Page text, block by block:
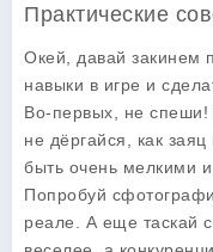
Практические
Окей, давай закинем
навыки в игре и
Во-первых, не спеши!
не дёргайся, как
быть очень мелкими
Попробуй
реале. А еще таскай